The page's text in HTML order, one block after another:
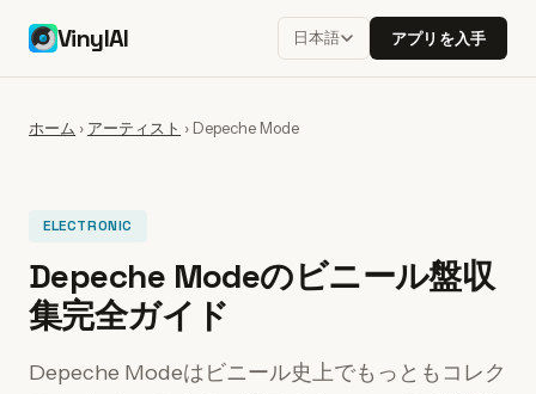
VinylAI 日本語 アプリを入手
ホーム › アーティスト › Depeche Mode
ELECTRONIC
Depeche Modeのビニール盤収
集完全ガイド
Depeche Modeはビニール史上でもっともコレク